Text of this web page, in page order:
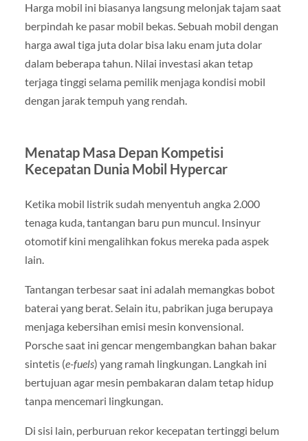
Harga mobil ini biasanya langsung melonjak tajam saat
berpindah ke pasar mobil bekas. Sebuah mobil dengan
harga awal tiga juta dolar bisa laku enam juta dolar
dalam beberapa tahun. Nilai investasi akan tetap
terjaga tinggi selama pemilik menjaga kondisi mobil
dengan jarak tempuh yang rendah.
Menatap Masa Depan Kompetisi
Kecepatan Dunia Mobil Hypercar
Ketika mobil listrik sudah menyentuh angka 2.000
tenaga kuda, tantangan baru pun muncul. Insinyur
otomotif kini mengalihkan fokus mereka pada aspek
lain.
Tantangan terbesar saat ini adalah memangkas bobot
baterai yang berat. Selain itu, pabrikan juga berupaya
menjaga kebersihan emisi mesin konvensional.
Porsche saat ini gencar mengembangkan bahan bakar
sintetis (e-fuels) yang ramah lingkungan. Langkah ini
bertujuan agar mesin pembakaran dalam tetap hidup
tanpa mencemari lingkungan.
Di sisi lain, perburuan rekor kecepatan tertinggi belum